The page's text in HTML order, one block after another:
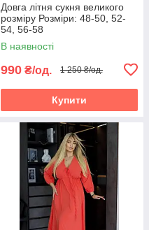
Довга літня сукня великого
розміру Розміри: 48-50, 52-
54, 56-58
В наявності
990 ₴/од. 1 250 ₴/од.
Купити